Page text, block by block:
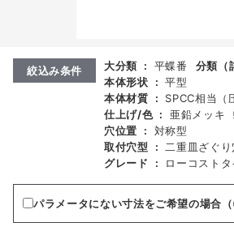
絞込み条件 大分類 : 平蝶番 分類（
本体形状
: 平型
本体材質
:
SPCC相当（
仕上げ/色 : 亜鉛メッキ
穴位置
:
対称型
取付穴型
:
二重皿ざぐ
グレード
: ローコスト
パラメータにない寸法をご希望の場合（